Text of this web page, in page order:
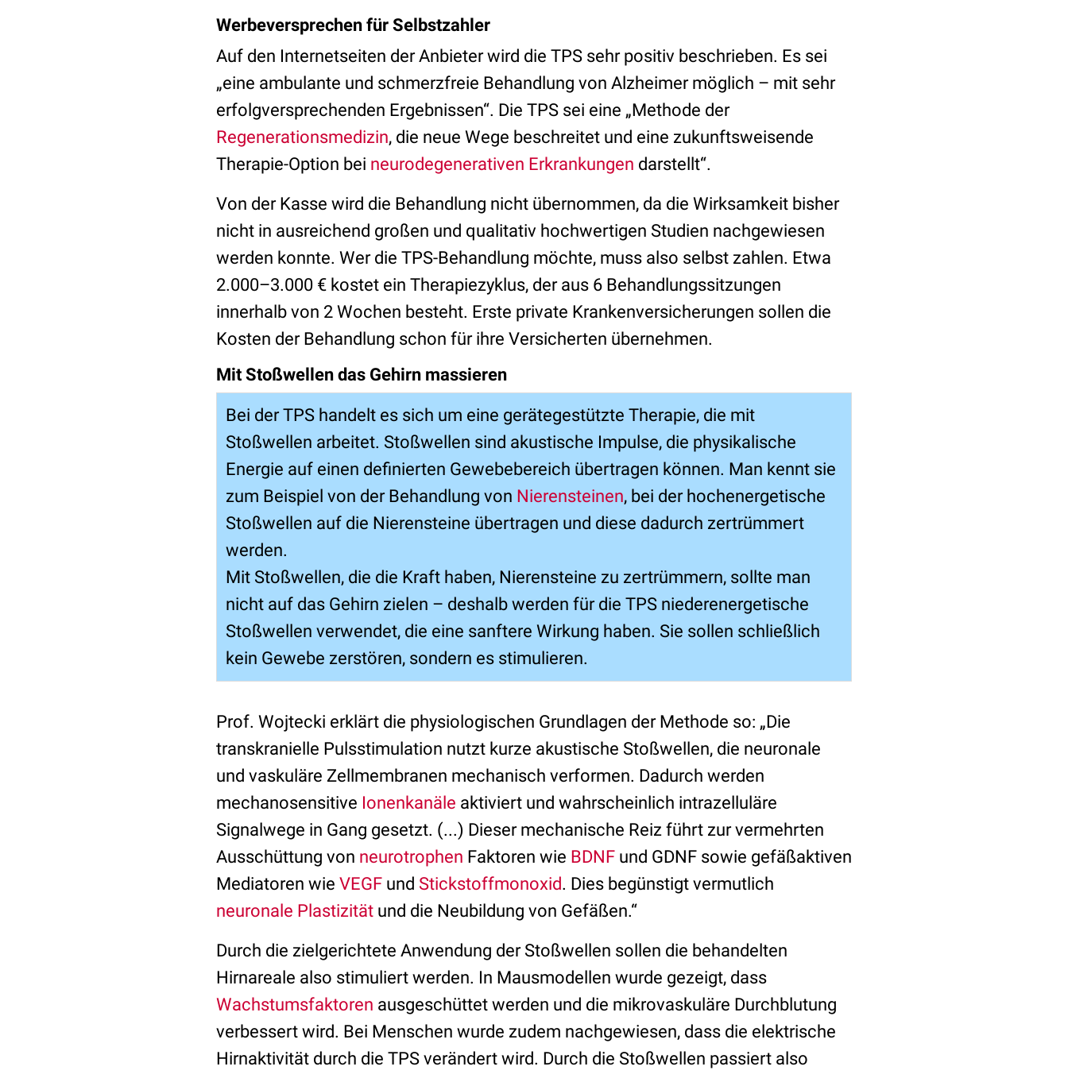
Werbeversprechen für Selbstzahler
Auf den Internetseiten der Anbieter wird die TPS sehr positiv beschrieben. Es sei
„eine ambulante und schmerzfreie Behandlung von Alzheimer möglich – mit sehr
erfolgversprechenden Ergebnissen“. Die TPS sei eine „Methode der
Regenerationsmedizin, die neue Wege beschreitet und eine zukunftsweisende
Therapie-Option bei neurodegenerativen Erkrankungen darstellt“.
Von der Kasse wird die Behandlung nicht übernommen, da die Wirksamkeit bisher
nicht in ausreichend großen und qualitativ hochwertigen Studien nachgewiesen
werden konnte. Wer die TPS-Behandlung möchte, muss also selbst zahlen. Etwa
2.000–3.000 € kostet ein Therapiezyklus, der aus 6 Behandlungssitzungen
innerhalb von 2 Wochen besteht. Erste private Krankenversicherungen sollen die
Kosten der Behandlung schon für ihre Versicherten übernehmen.
Mit Stoßwellen das Gehirn massieren
Bei der TPS handelt es sich um eine gerätegestützte Therapie, die mit
Stoßwellen arbeitet. Stoßwellen sind akustische Impulse, die physikalische
Energie auf einen definierten Gewebebereich übertragen können. Man kennt sie
zum Beispiel von der Behandlung von Nierensteinen, bei der hochenergetische
Stoßwellen auf die Nierensteine übertragen und diese dadurch zertrümmert
werden.
Mit Stoßwellen, die die Kraft haben, Nierensteine zu zertrümmern, sollte man
nicht auf das Gehirn zielen – deshalb werden für die TPS niederenergetische
Stoßwellen verwendet, die eine sanftere Wirkung haben. Sie sollen schließlich
kein Gewebe zerstören, sondern es stimulieren.
Prof. Wojtecki erklärt die physiologischen Grundlagen der Methode so: „Die
transkranielle Pulsstimulation nutzt kurze akustische Stoßwellen, die neuronale
und vaskuläre Zellmembranen mechanisch verformen. Dadurch werden
mechanosensitive Ionenkanäle aktiviert und wahrscheinlich intrazelluläre
Signalwege in Gang gesetzt. (...) Dieser mechanische Reiz führt zur vermehrten
Ausschüttung von neurotrophen Faktoren wie BDNF und GDNF sowie gefäßaktiven
Mediatoren wie VEGF und Stickstoffmonoxid. Dies begünstigt vermutlich
neuronale Plastizität und die Neubildung von Gefäßen.“
Durch die zielgerichtete Anwendung der Stoßwellen sollen die behandelten
Hirnareale also stimuliert werden. In Mausmodellen wurde gezeigt, dass
Wachstumsfaktoren ausgeschüttet werden und die mikrovaskuläre Durchblutung
verbessert wird. Bei Menschen wurde zudem nachgewiesen, dass die elektrische
Hirnaktivität durch die TPS verändert wird. Durch die Stoßwellen passiert also